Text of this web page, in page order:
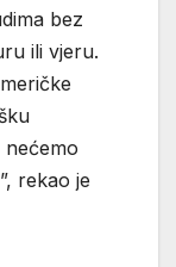
bez
ili vjeru.
nećemo
rekao je